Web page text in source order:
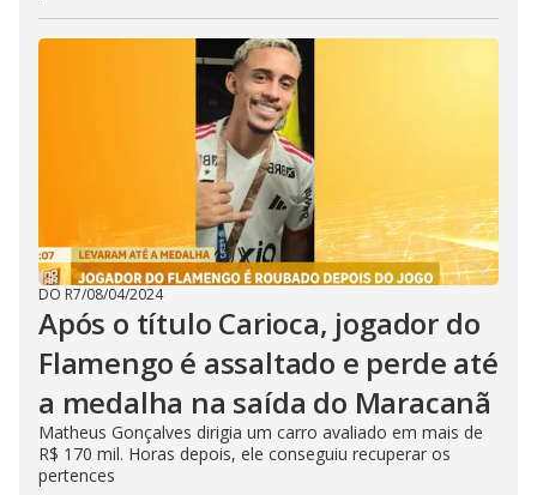
DO R7/08/04/2024
Após o título Carioca, jogador do
Flamengo é assaltado e perde até
a medalha na saída do Maracanã
Matheus Gonçalves dirigia um carro avaliado em mais de
R$ 170 mil. Horas depois, ele conseguiu recuperar os
pertences